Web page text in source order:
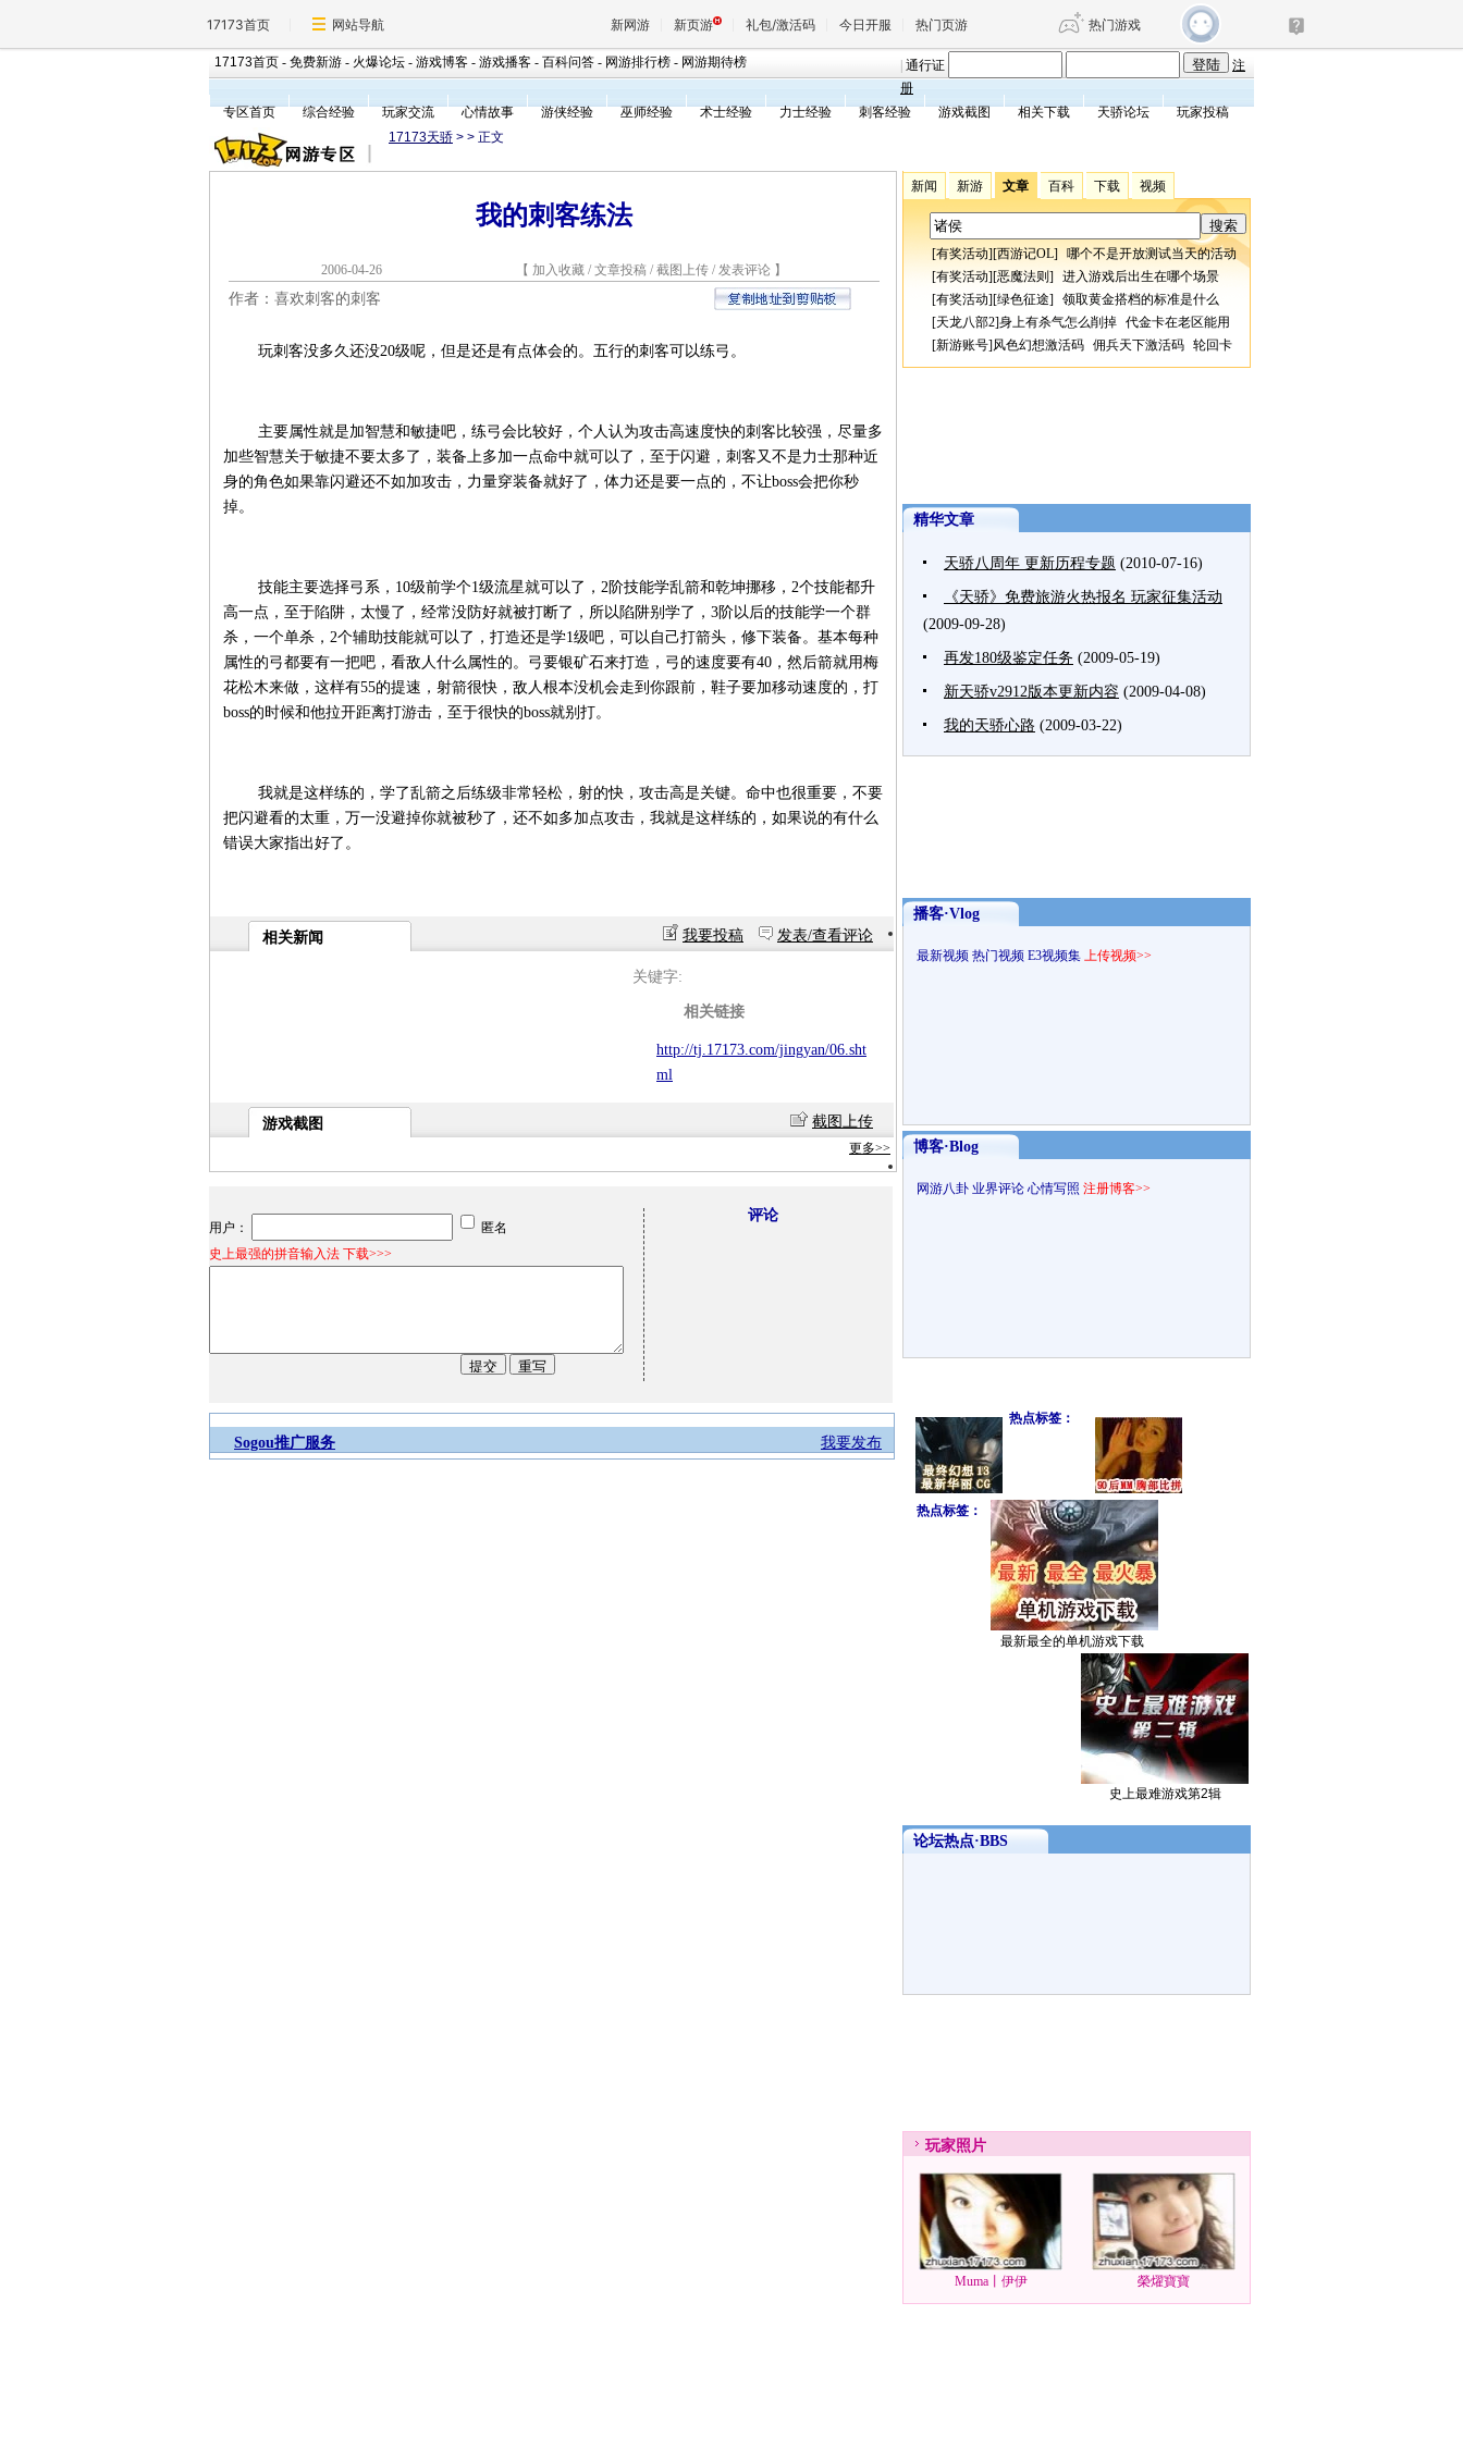
17173首页 网站导航 新网游 新页游 礼包/激活码 今日开服 热门页游 热门游戏
天堂 剑网3旗舰版 新天龙八部
王权与自由 诛仙世界 仙剑世界
17173首页 - 免费新游 - 火爆论坛 - 游戏博客 - 游戏播客 - 百科问答 - 网游排行榜 - 网游期待榜 通行证
注
册
专区首页
综合经验 玩家交流 心情故事 游侠经验 巫师经验 术士经验 力士经验 刺客经验 游戏截图 相关下载 天骄论坛
玩家投稿
17173天骄 > > 正文
我的刺客练法
2006-04-26 【 加入收藏 / 文章投稿 / 截图上传 / 发表评论 】
作者：喜欢刺客的刺客
玩刺客没多久还没20级呢，但是还是有点体会的。五行的刺客可以练弓。
主要属性就是加智慧和敏捷吧，练弓会比较好，个人认为攻击高速度快的刺客比较强，尽量多
加些智慧关于敏捷不要太多了，装备上多加一点命中就可以了，至于闪避，刺客又不是力士那种近
身的角色如果靠闪避还不如加攻击，力量穿装备就好了，体力还是要一点的，不让boss会把你秒
掉。
技能主要选择弓系，10级前学个1级流星就可以了，2阶技能学乱箭和乾坤挪移，2个技能都升
高一点，至于陷阱，太慢了，经常没防好就被打断了，所以陷阱别学了，3阶以后的技能学一个群
杀，一个单杀，2个辅助技能就可以了，打造还是学1级吧，可以自己打箭头，修下装备。基本每种
属性的弓都要有一把吧，看敌人什么属性的。弓要银矿石来打造，弓的速度要有40，然后箭就用梅
花松木来做，这样有55的提速，射箭很快，敌人根本没机会走到你跟前，鞋子要加移动速度的，打
boss的时候和他拉开距离打游击，至于很快的boss就别打。
我就是这样练的，学了乱箭之后练级非常轻松，射的快，攻击高是关键。命中也很重要，不要
把闪避看的太重，万一没避掉你就被秒了，还不如多加点攻击，我就是这样练的，如果说的有什么
错误大家指出好了。
相关新闻 我要投稿 发表/查看评论
关键字:
相关链接
http://tj.17173.com/jingyan/06.sht
ml
游戏截图 截图上传
更多>>
用户：
匿名
史上最强的拼音输入法 下载>>>
评论
我要发布
Sogou推广服务
新闻 新游 文章 百科 下载 视频
[有奖活动][西游记OL] 哪个不是开放测试当天的活动
[有奖活动][恶魔法则 ] 进入游戏后出生在哪个场景
[有奖活动][绿色征途] 领取黄金搭档的标准是什么
[天龙八部2]身上有杀气怎么削掉 代金卡在老区能用
[新游账号]风色幻想激活码 佣兵天下激活码 轮回卡
精华文章
天骄八周年 更新历程专题 (2010-07-16)
《天骄》免费旅游火热报名 玩家征集活动
(2009-09-28)
再发180级鉴定任务 (2009-05-19)
新天骄v2912版本更新内容 (2009-04-08)
我的天骄心路 (2009-03-22)
播客·Vlog
热点标签：
最新视频 热门视频 E3视频集 上传视频>>
博客·Blog
热点标签：
网游八卦 业界评论 心情写照 注册博客>>
最新最全的单机游戏下载
史上最难游戏第2辑
论坛热点·BBS
玩家照片
Muma丨伊伊 榮燿寶寶